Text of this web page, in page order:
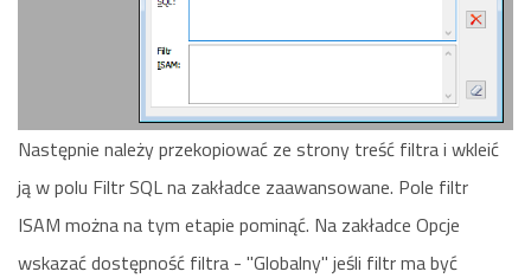
Następnie należy przekopiować ze strony treść filtra i wkleić
ją w polu Filtr SQL na zakładce zaawansowane. Pole filtr
ISAM można na tym etapie pominąć. Na zakładce Opcje
wskazać dostępność filtra - "Globalny" jeśli filtr ma być